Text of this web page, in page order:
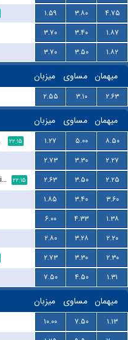
۱.۵۹ ۳.۸۰
۴.۷۵
۳.۷۰ ۳.۴۰
۱.۸۷
۳.۷۰ ۳.۵۰
۱.۸۲
میزبان مساوی میهمان
۲.۵۵ ۳.۱۰
۲.۶۳
میزبان مساوی میهمان
۲۲:۱۵ ۱.۲۷ ۵.۰۰
۸.۵۰
۲.۷۳ ۳.۳۰
۲.۲۷
Briton Ferry Athletic FC ۲۲:۱۵ ۲.۶۳ ۳.۵۰
۲.۲۵
۱.۸۵ ۳.۴۰
۳.۶۰
۶.۰۰ ۴.۳۳
۱.۳۸
۲.۸۰ ۳.۲۸
۲.۲۰
۲.۷۳ ۳.۳۰
۲.۳۰
۷.۵۰ ۴.۵۰
۱.۳۱
میزبان مساوی میهمان
۱۰.۰۰ ۷.۵۰
۱.۱۳